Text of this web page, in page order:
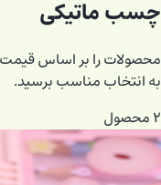
چسب ماتیکی
محصولات را بر اساس
به انتخاب مناسب برسید.
۲ محصول